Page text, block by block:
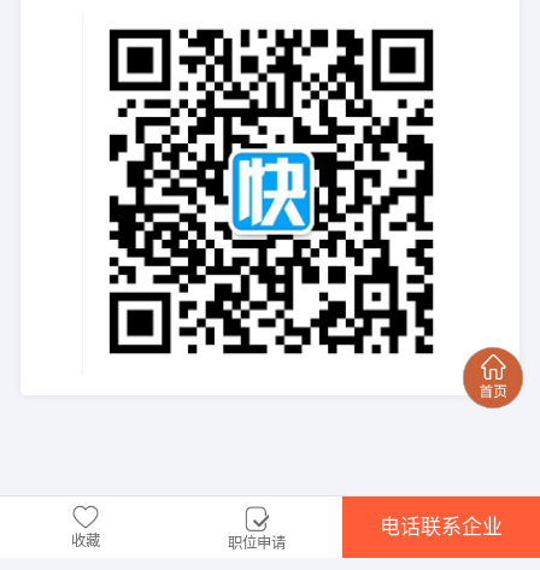
收藏 职位申请
电话联系企业